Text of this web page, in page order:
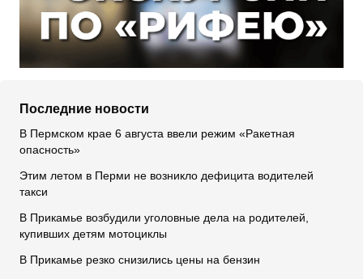
Последние новости
В Пермском крае 6 августа ввели режим «Ракетная
опасность»
Этим летом в Перми не возникло дефицита водителей
такси
В Прикамье возбудили уголовные дела на родителей,
купивших детям мотоциклы
В Прикамье резко снизились цены на бензин